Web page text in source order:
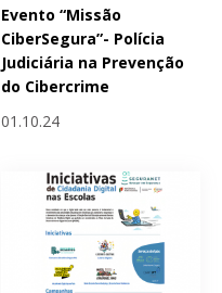
Evento “Missão
CiberSegura”- Polícia
Judiciária na Prevenção
do Cibercrime
01.10.24